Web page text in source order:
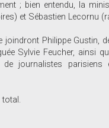
; bien entendu, la
et Sébastien Lecornu
joindront Philippe
Sylvie Feucher, ainsi
journalistes